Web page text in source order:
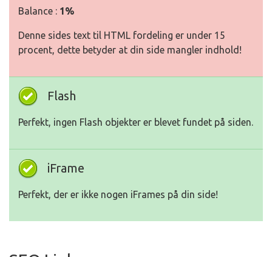
Balance : 1%
Denne sides text til HTML fordeling er under 15
procent, dette betyder at din side mangler indhold!
Flash
Perfekt, ingen Flash objekter er blevet fundet på siden.
iFrame
Perfekt, der er ikke nogen iFrames på din side!